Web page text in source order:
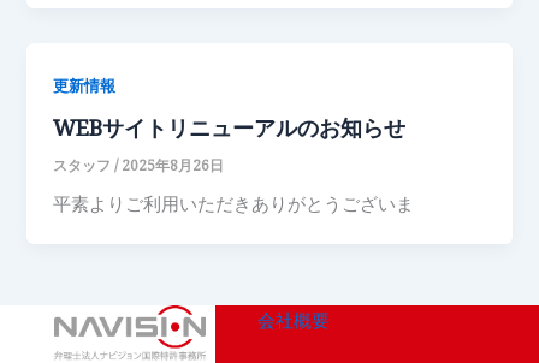
更新情報
WEBサイトリニューアルのお知らせ
スタッフ/2025年8月26日
平素よりご利用いただきありがとうございま
会社概要